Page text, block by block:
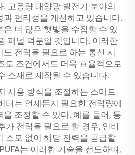
고용량 태양광 발전기 분야의
편리성을 개선하고 있습니다.
더 많은 햇빛을 수집할 수 있
패널 덕분일 것입니다. 이러한
전력을 필요로 하는 통신 시
도 조건에서도 더욱 효율적으로
소재로 제작될 수 있습니다.
사용 방식을 조절하는 스마트
터는 언제든지 필요한 전력량에
조정할 수 있다. 예를 들어, 통
가 전력을 필요로 할 경우, 인버
소모 없이 해당 전력을 공급할
는 이러한 기술을 선도하며,